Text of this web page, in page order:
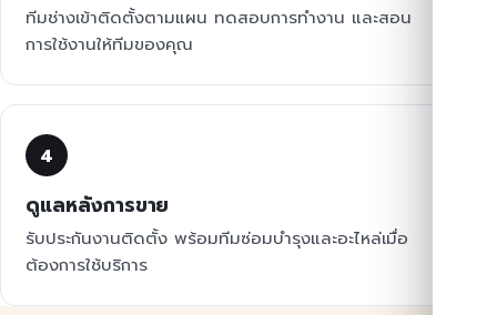
ทีมช่างเข้าติดตั้งตามแผน ทดสอบการทำงาน และสอน
การใช้งานให้ทีมของคุณ
4
ดูแลหลังการขาย
รับประกันงานติดตั้ง พร้อมทีมซ่อมบำรุงและอะไหล่เมื่อ
ต้องการใช้บริการ